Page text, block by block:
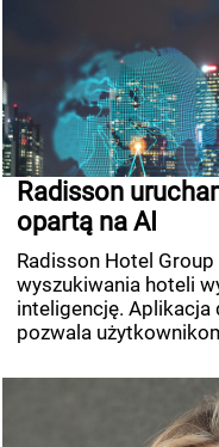
Radisson
opartą na AI
Radisson Hotel
wyszukiwania hoteli
inteligencję. Aplikacja
pozwala